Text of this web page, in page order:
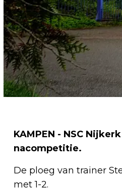
KAMPEN - NSC
nacompetitie.
De ploeg van trainer
met 1-2.